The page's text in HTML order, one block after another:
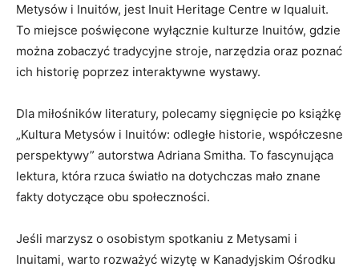
Metysów i⁢ Inuitów, jest Inuit‌ Heritage Centre w Iqualuit.⁣
To​ miejsce⁣ poświęcone wyłącznie kulturze⁢ Inuitów, gdzie⁤
można zobaczyć tradycyjne stroje, narzędzia oraz poznać
ich historię poprzez interaktywne ⁣wystawy.
Dla miłośników literatury, polecamy sięgnięcie po książkę
„Kultura​ Metysów i Inuitów: odległe⁢ historie, ​współczesne
perspektywy” autorstwa Adriana ⁢Smitha. To fascynująca
lektura, ‌która rzuca ​światło na dotychczas mało znane
fakty ⁣dotyczące obu społeczności.
Jeśli ⁤marzysz o osobistym spotkaniu z‌ Metysami i
Inuitami, warto rozważyć wizytę w Kanadyjskim⁢ Ośrodku